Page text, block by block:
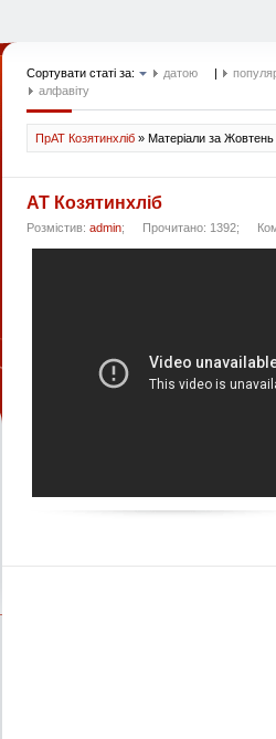
Сортувати статі за: датою |
алфавіту
ПрАТ Козятинхліб » Матеріали за
АТ Козятинхліб
Розмістив: admin; Прочитано: 1392;